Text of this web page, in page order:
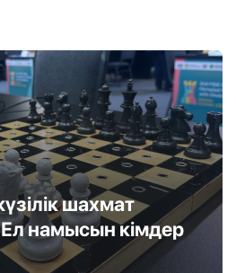
шахмат
намысын кімдер